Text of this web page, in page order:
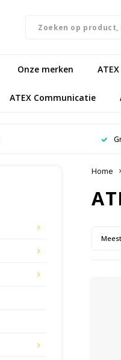
Onze merken
ATEX Communicatie
Home